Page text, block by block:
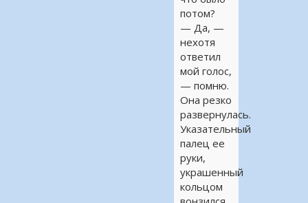
потом?
— Да, —
нехотя
ответил
мой голос,
— помню.
Она резко
развернулась.
Указательный
палец ее
руки,
украшенный
кольцом